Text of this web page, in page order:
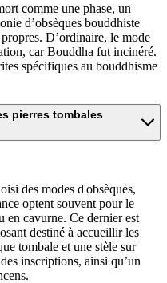
comme une phase, un
d’obsèques bouddhiste
D’ordinaire, le mode
car Bouddha fut incinéré.
spécifiques au bouddhisme
pierres tombales
des modes d'obsèques,
optent souvent pour le
en cavurne. Ce dernier est
destiné à accueillir les
tombale et une stèle sur
inscriptions, ainsi qu’un